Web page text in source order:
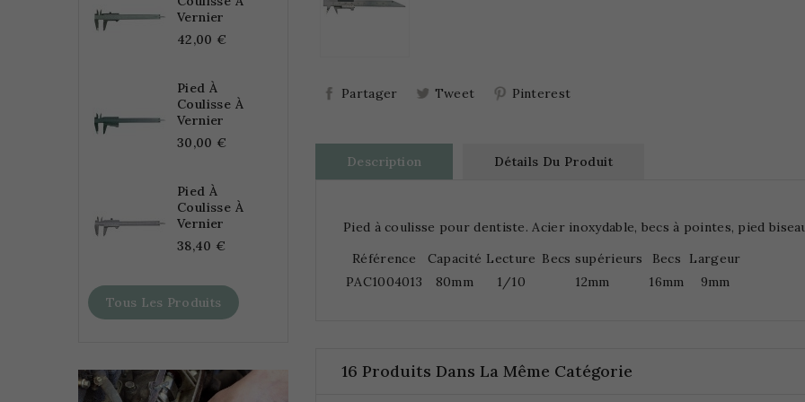
Vernier
42,00 €
Pied À
Coulisse À
Vernier
30,00 €
Pied À
Coulisse À
Vernier
38,40 €
Tous Les Produits
Partager Tweet Pinterest
Description Détails Du Produit
Pied à coulisse pour dentiste. Acier inoxydable, becs à pointes, pied
Référence
Capacité Lecture Becs supérieurs Becs
Largeur
PAC1004013
80mm 1/10 12mm 16mm 9mm
16 Produits Dans La Même Catégorie